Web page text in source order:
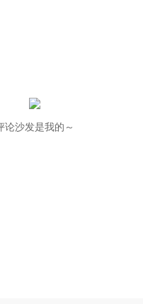
论沙发是我的～